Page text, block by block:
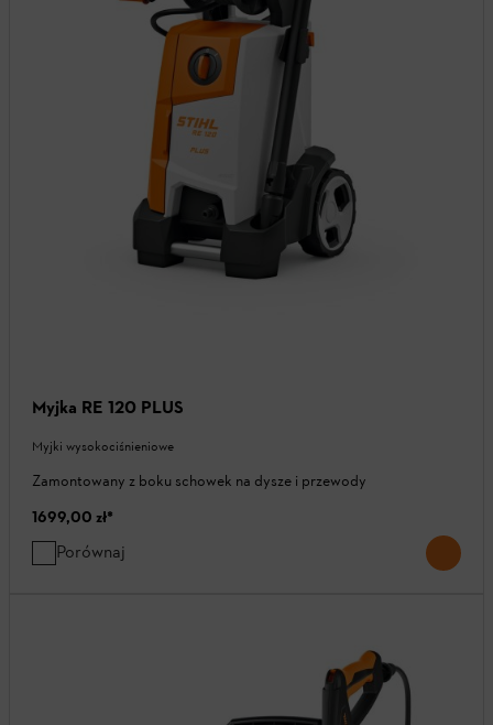
Myjka RE 120 PLUS
Myjki wysokociśnieniowe
Zamontowany z boku schowek na dysze i przewody
1699,00 zł*
Porównaj